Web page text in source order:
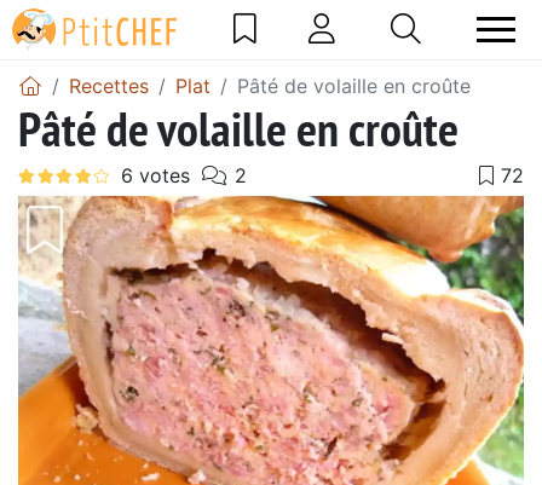
Recettes Plat Pâté de volaille en croûte
Pâté de volaille en croûte